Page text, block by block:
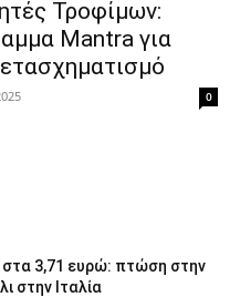
Τροφίμων:
Mantra για
0
στα 3,71 ευρώ: πτώση στην
στην Ιταλία